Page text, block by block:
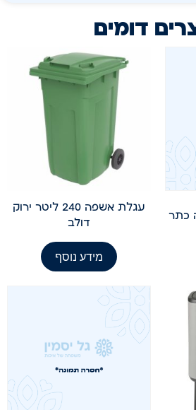
דומים
עגלת אשפה 240 ליטר ירוק
דולב
מידע נוסף